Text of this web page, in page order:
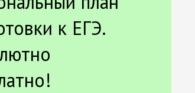
к ЕГЭ.